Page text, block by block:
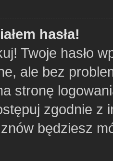
hasła!
Twoje hasło
ale bez
stronę
zgodnie z
znów będziesz